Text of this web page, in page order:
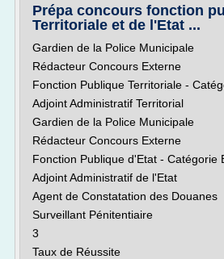
Prépa concours fonction
Territoriale et de l'Etat ...
Gardien de la Police Municipale
Rédacteur Concours Externe
Fonction Publique Territoriale -
Adjoint Administratif Territorial
Gardien de la Police Municipale
Rédacteur Concours Externe
Fonction Publique d'Etat - Catégorie
Adjoint Administratif de l'Etat
Agent de Constatation des Douanes
Surveillant Pénitentiaire
3
Taux de Réussite